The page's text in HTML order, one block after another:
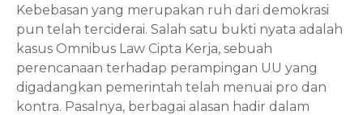
Kebebasan yang merupakan ruh dari demokrasi
pun telah terciderai. Salah satu bukti nyata adalah
kasus Omnibus Law Cipta Kerja, sebuah
perencanaan terhadap perampingan UU yang
digadangkan pemerintah telah menuai pro dan
kontra. Pasalnya, berbagai alasan hadir dalam